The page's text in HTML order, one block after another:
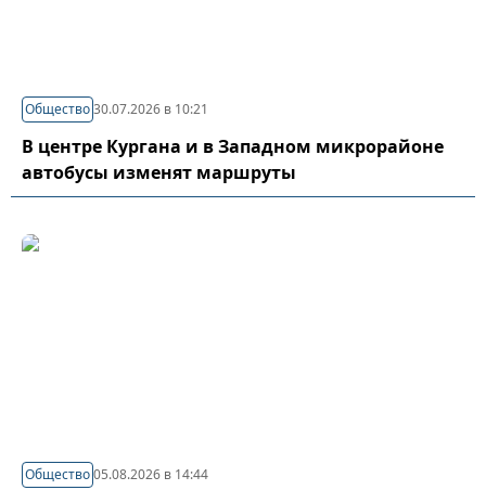
Общество30.07.2026 в 10:21
В центре Кургана и в Западном микрорайоне
автобусы изменят маршруты
Общество05.08.2026 в 14:44